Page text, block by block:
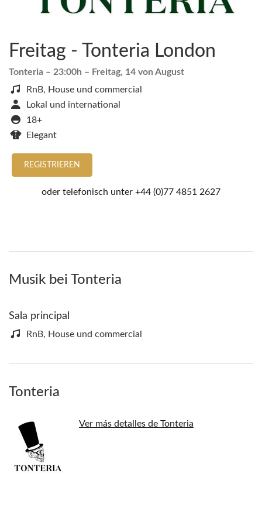
Freitag - Tonteria London
Tonteria – 23:00h – Freitag, 14 von August
RnB, House und commercial
Lokal und international
18+
Elegant
REGISTRIEREN
oder telefonisch unter +44 (0)77 4851 2627
Musik bei Tonteria
Sala principal
RnB, House und commercial
Tonteria
Ver más detalles de Tonteria